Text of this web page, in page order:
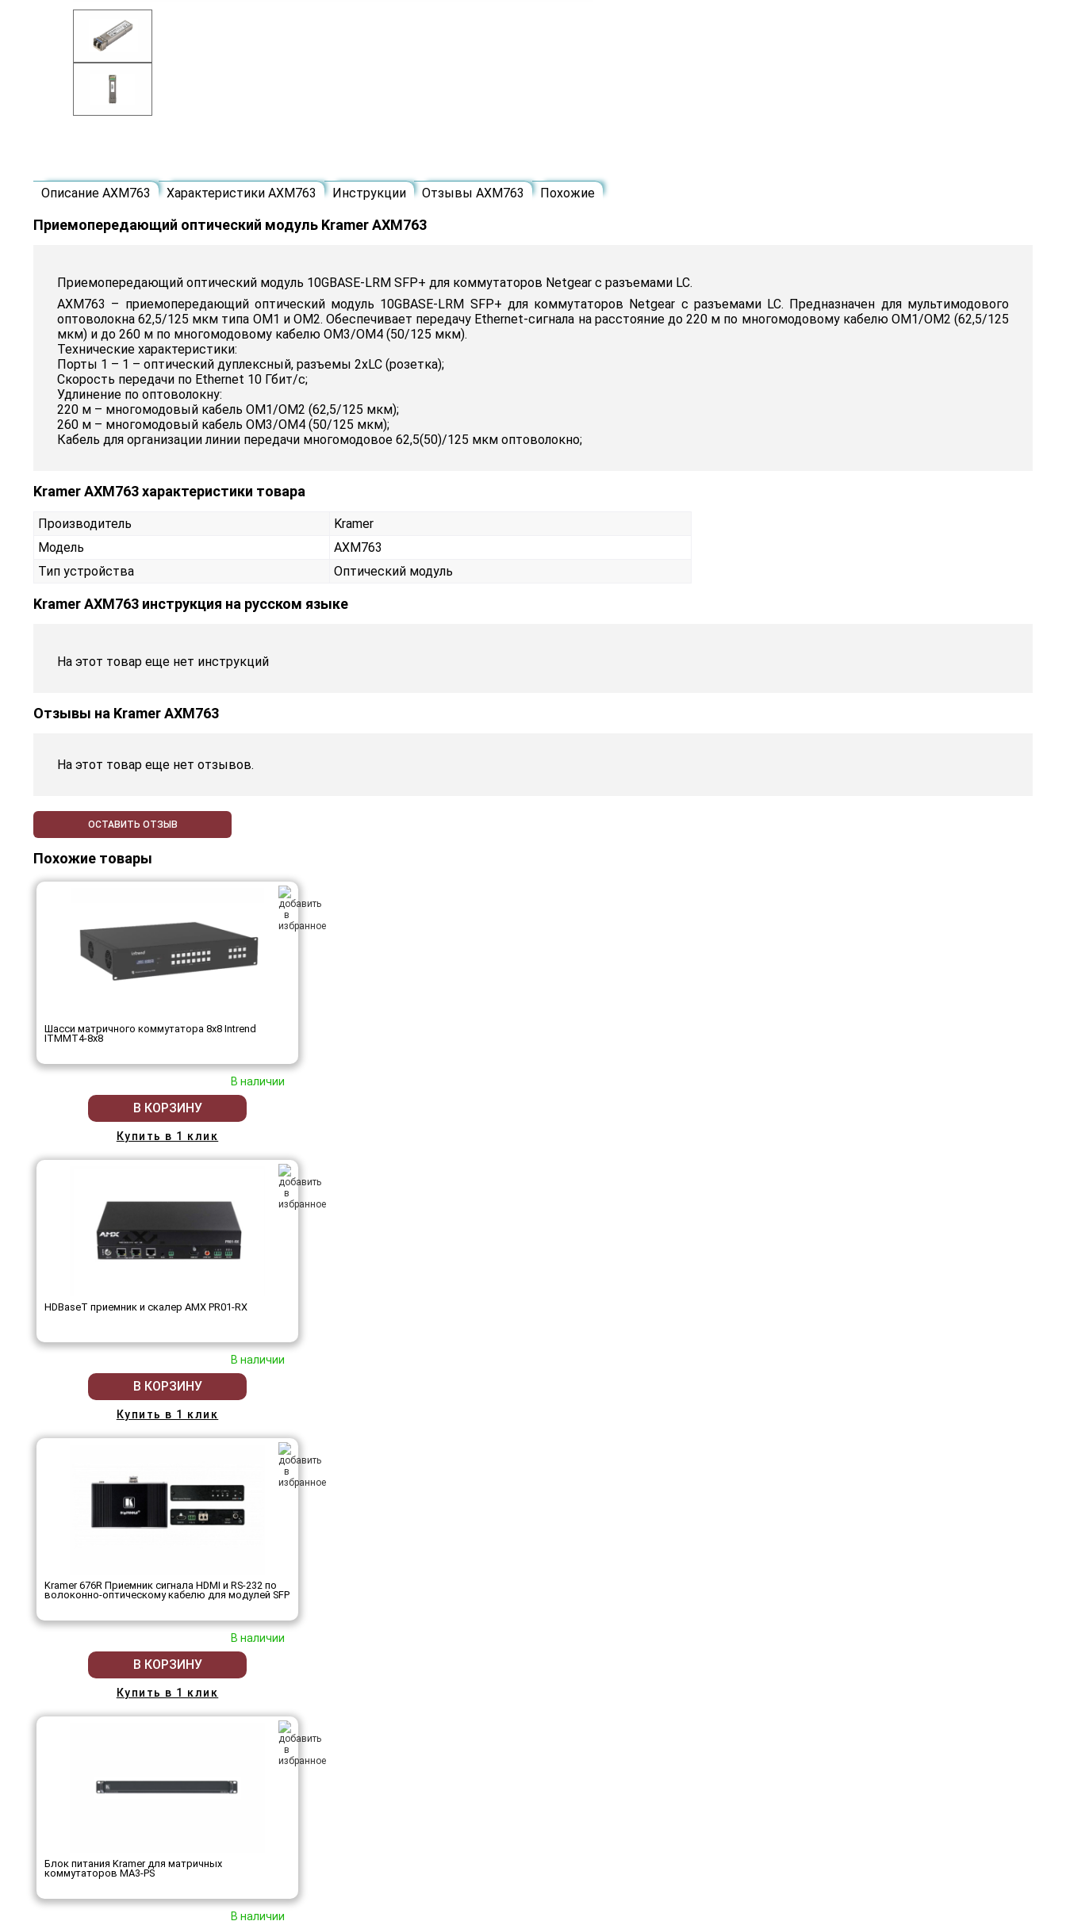
Описание AXM763 Характеристики AXM763 Инструкции Отзывы AXM763 Похожие
Приемопередающий оптический модуль Kramer AXM763
Приемопередающий оптический модуль 10GBASE-LRM SFP+ для коммутаторов Netgear с разъемами LC.
AXM763 – приемопередающий оптический модуль 10GBASE-LRM SFP+ для коммутаторов Netgear с разъемами LC. Предназначен для мультимодового
оптоволокна 62,5/125 мкм типа OM1 и OM2. Обеспечивает передачу Ethernet-сигнала на расстояние до 220 м по многомодовому кабелю OM1/OM2 (62,5/125
мкм) и до 260 м по многомодовому кабелю OM3/OM4 (50/125 мкм).
Технические характеристики:
Порты 1 – 1 – оптический дуплексный, разъемы 2xLC (розетка);
Скорость передачи по Ethernet 10 Гбит/с;
Удлинение по оптоволокну:
220 м – многомодовый кабель OM1/OM2 (62,5/125 мкм);
260 м – многомодовый кабель OM3/OM4 (50/125 мкм);
Кабель для организации линии передачи многомодовое 62,5(50)/125 мкм оптоволокно;
Kramer AXM763 характеристики товара
Производитель
Kramer
Модель
AXM763
Тип устройства
Оптический модуль
Kramer AXM763 инструкция на русском языке
На этот товар еще нет инструкций
Отзывы на Kramer AXM763
На этот товар еще нет отзывов.
ОСТАВИТЬ ОТЗЫВ
Похожие товары
Шасси матричного коммутатора 8x8 Intrend
ITMMT4-8x8
В наличии
В КОРЗИНУ
Купить в 1 клик
HDBaseT приемник и скалер AMX PR01-RX
В наличии
В КОРЗИНУ
Купить в 1 клик
Kramer 676R Приемник сигнала HDMI и RS-232 по
волоконно-оптическому кабелю для модулей SFP
В наличии
В КОРЗИНУ
Купить в 1 клик
Блок питания Kramer для матричных
коммутаторов MA3-PS
В наличии